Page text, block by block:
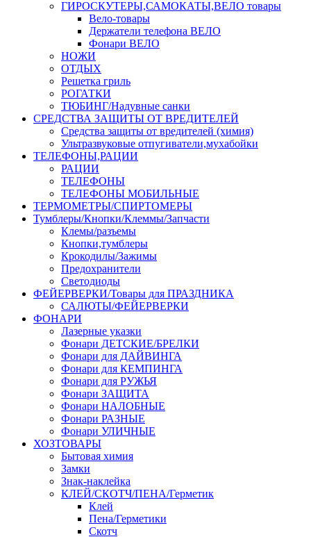
ГИРОСКУТЕРЫ,САМОКАТЫ,ВЕЛО товары
Вело-товары
Держатели телефона ВЕЛО
Фонари ВЕЛО
НОЖИ
ОТДЫХ
Решетка гриль
РОГАТКИ
ТЮБИНГ/Надувные санки
СРЕДСТВА ЗАЩИТЫ ОТ ВРЕДИТЕЛЕЙ
Средства защиты от вредителей (химия)
Ультразвуковые отпугиватели,мухабойки
ТЕЛЕФОНЫ,РАЦИИ
РАЦИИ
ТЕЛЕФОНЫ
ТЕЛЕФОНЫ МОБИЛЬНЫЕ
ТЕРМОМЕТРЫ/СПИРТОМЕРЫ
Тумблеры/Кнопки/Клеммы/Запчасти
Клемы/разъемы
Кнопки,тумблеры
Крокодилы/Зажимы
Предохранители
Светодиоды
ФЕЙЕРВЕРКИ/Товары для ПРАЗДНИКА
САЛЮТЫ/ФЕЙЕРВЕРКИ
ФОНАРИ
Лазерные указки
Фонари ДЕТСКИЕ/БРЕЛКИ
Фонари для ДАЙВИНГА
Фонари для КЕМПИНГА
Фонари для РУЖЬЯ
Фонари ЗАЩИТА
Фонари НАЛОБНЫЕ
Фонари РАЗНЫЕ
Фонари УЛИЧНЫЕ
ХОЗТОВАРЫ
Бытовая химия
Замки
Знак-наклейка
КЛЕЙ/СКОТЧ/ПЕНА/Герметик
Клей
Пена/Герметики
Скотч